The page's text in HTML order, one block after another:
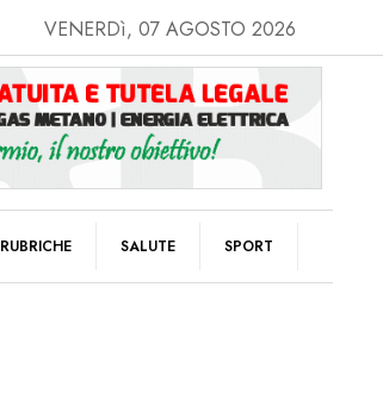
VENERDì, 07 AGOSTO 2026
RUBRICHE SALUTE SPORT